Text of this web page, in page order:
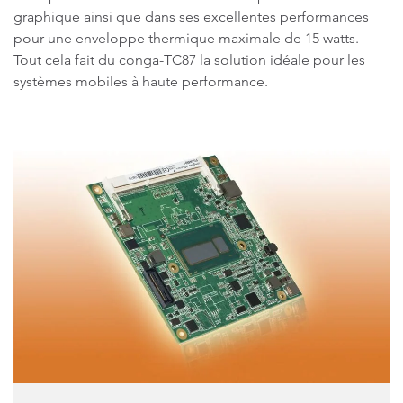
graphique ainsi que dans ses excellentes performances
pour une enveloppe thermique maximale de 15 watts.
Tout cela fait du conga-TC87 la solution idéale pour les
systèmes mobiles à haute performance.